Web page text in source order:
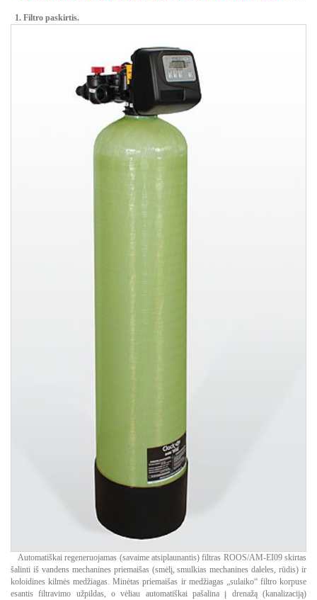
1. Filtro paskirtis.
Automatiškai regeneruojamas (savaime atsiplaunantis) filtras ROOS/AM-EI09 skirtas
šalinti iš vandens mechanines priemaišas (smėlį, smulkias mechanines daleles, rūdis) ir
koloidines kilmės medžiagas. Minėtas priemaišas ir medžiagas „sulaiko“ filtro korpuse
esantis filtravimo užpildas, o vėliau automatiškai pašalina į drenažą (kanalizaciją)